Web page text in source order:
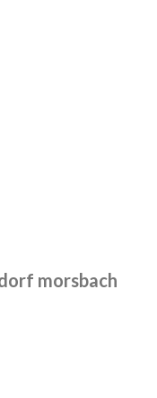
morsbach